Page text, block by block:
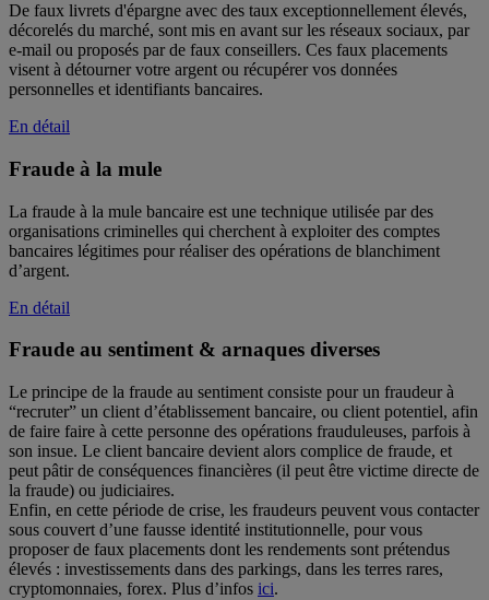
De faux livrets d'épargne avec des taux exceptionnellement élevés,
décorelés du marché, sont mis en avant sur les réseaux sociaux, par
e-mail ou proposés par de faux conseillers. Ces faux placements
visent à détourner votre argent ou récupérer vos données
personnelles et identifiants bancaires.
En détail
Fraude à la mule
La fraude à la mule bancaire est une technique utilisée par des
organisations criminelles qui cherchent à exploiter des comptes
bancaires légitimes pour réaliser des opérations de blanchiment
d’argent.
En détail
Fraude au sentiment & arnaques diverses
Le principe de la fraude au sentiment consiste pour un fraudeur à
“recruter” un client d’établissement bancaire, ou client potentiel, afin
de faire faire à cette personne des opérations frauduleuses, parfois à
son insue. Le client bancaire devient alors complice de fraude, et
peut pâtir de conséquences financières (il peut être victime directe de
la fraude) ou judiciaires.
Enfin, en cette période de crise, les fraudeurs peuvent vous contacter
sous couvert d’une fausse identité institutionnelle, pour vous
proposer de faux placements dont les rendements sont prétendus
élevés : investissements dans des parkings, dans les terres rares,
cryptomonnaies, forex. Plus d’infos ici.